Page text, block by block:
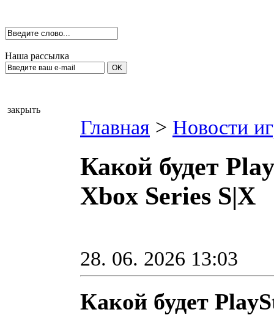
Наша рассылка
закрыть
Главная > Новости
Какой будет
Xbox Series S|X
28. 06. 2026 13:03
Какой будет